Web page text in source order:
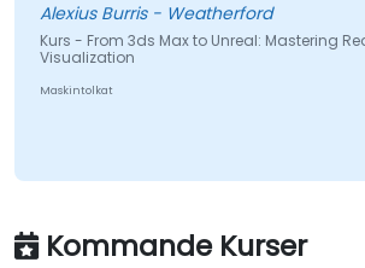
Alexius Burris - Weatherford
Kurs - From 3ds Max to Unreal: Mastering
Visualization
Maskintolkat
Kommande Kurser